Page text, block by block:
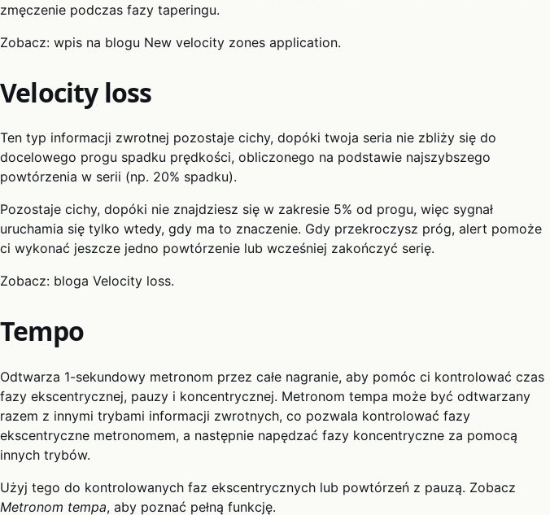
zmęczenie podczas fazy taperingu.
Zobacz: wpis na blogu New velocity zones application.
Velocity loss
Ten typ informacji zwrotnej pozostaje cichy, dopóki twoja seria nie zbliży się do
docelowego progu spadku prędkości, obliczonego na podstawie najszybszego
powtórzenia w serii (np. 20% spadku).
Pozostaje cichy, dopóki nie znajdziesz się w zakresie 5% od progu, więc sygnał
uruchamia się tylko wtedy, gdy ma to znaczenie. Gdy przekroczysz próg, alert pomoże
ci wykonać jeszcze jedno powtórzenie lub wcześniej zakończyć serię.
Zobacz: bloga Velocity loss.
Tempo
Odtwarza 1-sekundowy metronom przez całe nagranie, aby pomóc ci kontrolować czas
fazy ekscentrycznej, pauzy i koncentrycznej. Metronom tempa może być odtwarzany
razem z innymi trybami informacji zwrotnych, co pozwala kontrolować fazy
ekscentryczne metronomem, a następnie napędzać fazy koncentryczne za pomocą
innych trybów.
Użyj tego do kontrolowanych faz ekscentrycznych lub powtórzeń z pauzą. Zobacz
Metronom tempa, aby poznać pełną funkcję.